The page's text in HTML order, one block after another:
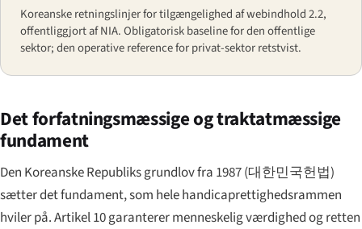
Koreanske retningslinjer for tilgængelighed af webindhold 2.2,
offentliggjort af NIA. Obligatorisk baseline for den offentlige
sektor; den operative reference for privat-sektor retstvist.
Det forfatningsmæssige og traktatmæssige
fundament
Den Koreanske Republiks grundlov fra 1987 (대한민국헌법)
sætter det fundament, som hele handicaprettigheds­rammen
hviler på. Artikel 10 garanterer menneskelig værdighed og retten